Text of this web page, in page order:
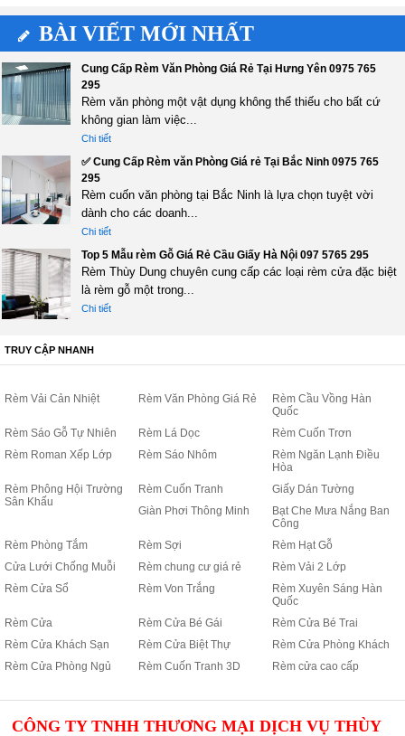
BÀI VIẾT MỚI NHẤT
Cung Cấp Rèm Văn Phòng Giá Rẻ Tại Hưng Yên 0975 765
295
Rèm văn phòng một vật dụng không thể thiếu cho bất cứ
không gian làm việc...
Chi tiết
✅ Cung Cấp Rèm văn Phòng Giá rẻ Tại Bắc Ninh 0975 765
295
Rèm cuốn văn phòng tại Bắc Ninh là lựa chọn tuyệt vời
dành cho các doanh...
Chi tiết
Top 5 Mẫu rèm Gỗ Giá Rẻ Cầu Giấy Hà Nội 097 5765 295
Rèm Thùy Dung chuyên cung cấp các loại rèm cửa đặc biệt
là rèm gỗ một trong...
Chi tiết
TRUY CẬP NHANH
Rèm Vải Cản Nhiệt Rèm Văn Phòng Giá Rẻ
Rèm Cầu Vồng Hàn
Quốc
Rèm Sáo Gỗ Tự Nhiên
Rèm Lá Dọc
Rèm Cuốn Trơn
Rèm Roman Xếp Lớp
Rèm Sáo Nhôm
Rèm Ngăn Lạnh Điều
Hòa
Rèm Phông Hội Trường
Sân Khấu
Rèm Cuốn Tranh
Giấy Dán Tường
Giàn Phơi Thông Minh
Bạt Che Mưa Nắng Ban
Công
Rèm Phòng Tắm
Rèm Sợi
Rèm Hạt Gỗ
Cửa Lưới Chống Muỗi
Rèm chung cư giá rẻ
Rèm Vải 2 Lớp
Rèm Cửa Sổ
Rèm Von Trắng
Rèm Xuyên Sáng Hàn
Quốc
Rèm Cửa
Rèm Cửa Bé Gái
Rèm Cửa Bé Trai
Rèm Cửa Khách Sạn
Rèm Cửa Biệt Thự
Rèm Cửa Phòng Khách
Rèm Cửa Phòng Ngủ
Rèm Cuốn Tranh 3D Rèm cửa cao cấp
CÔNG TY TNHH THƯƠNG MẠI DỊCH VỤ THÙY